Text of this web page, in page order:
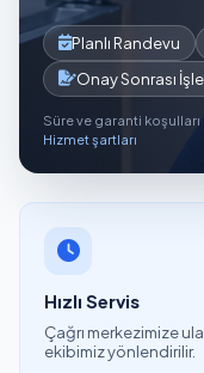
Planlı Randevu
Onay Sonrası
Süre ve garanti koşulları
Hizmet şartları
Hızlı Servis
Çağrı merkezimize
ekibimiz yönlendirilir.